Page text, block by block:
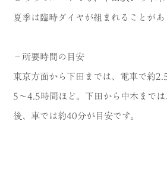
夏季は臨時ダイヤが組まれることがあ
－所要時間の目安
東京方面から下田までは、電車で約
5〜4.5時間ほど。下田から中木まで
後、車では約40分が目安です。